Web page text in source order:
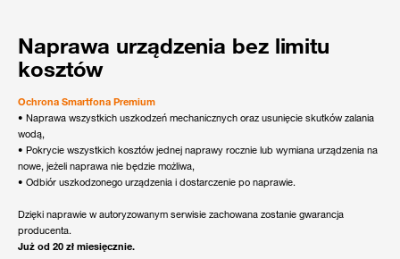
Naprawa urządzenia bez limitu
kosztów
Ochrona Smartfona Premium
• Naprawa wszystkich uszkodzeń mechanicznych oraz usunięcie skutków zalania
wodą,
• Pokrycie wszystkich kosztów jednej naprawy rocznie lub wymiana urządzenia na
nowe, jeżeli naprawa nie będzie możliwa,
• Odbiór uszkodzonego urządzenia i dostarczenie po naprawie.
Dzięki naprawie w autoryzowanym serwisie zachowana zostanie gwarancja
producenta.
Już od 20 zł miesięcznie.